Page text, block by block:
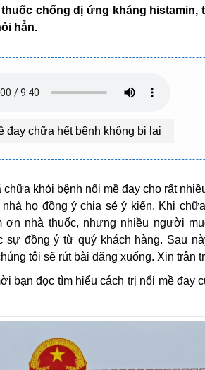
chống dị ứng kháng
hẳn.
đay chữa hết bệnh không bị lại
khỏi bệnh nổi mề đay cho rất
họ đồng ý chia sẻ ý kiến. Khi
nhà thuốc, nhưng nhiều người
đồng ý từ quý khách hàng. Sau
tôi sẽ rút bài đăng xuống. Xin trân
bạn đọc tìm hiểu cách trị nổi mề đay